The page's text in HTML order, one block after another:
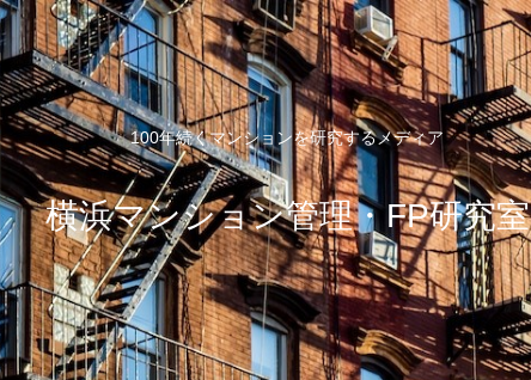
100年続くマンションを研究するメディア
横浜マンション管理・FP研究室